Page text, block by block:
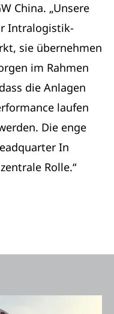
China. „Unsere
Intralogistik-
sie übernehmen
im Rahmen
die Anlagen
laufen
Die enge
In
Rolle.“